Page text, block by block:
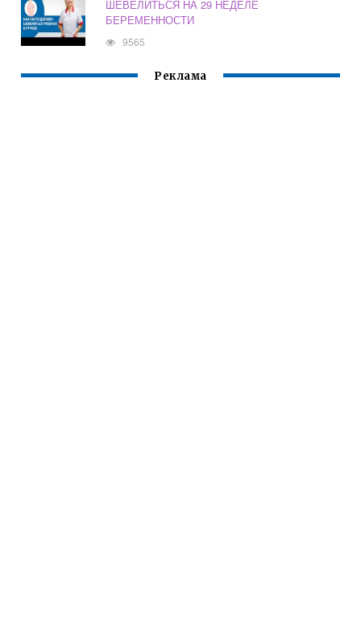
ШЕВЕЛИТЬСЯ НА 29 НЕДЕЛЕ
БЕРЕМЕННОСТИ
9565
Реклама